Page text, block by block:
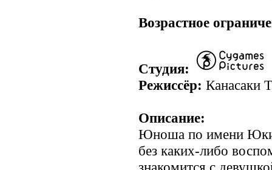
Возрастное
Студия:
Режиссёр: Канасаки
Описание:
Юноша по имени Юки
без каких-либо